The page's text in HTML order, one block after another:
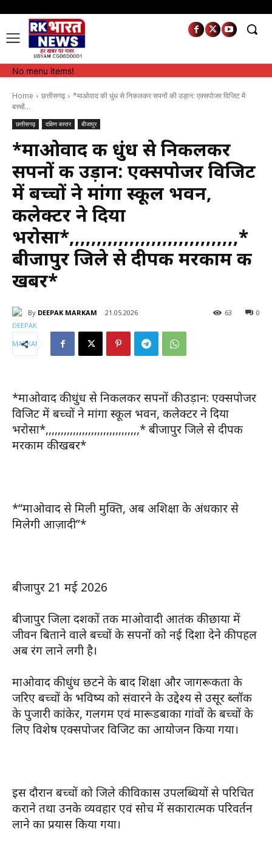
No menu items!
Home छत्तीसगढ़
*माओवाद की धुंध से निकलकर सपनों की उड़ान: एक्सपोजर विजिट में
बच्चों...
छत्तीसगढ़ दक्षिण बस्तर बीजापुर
*माओवाद की धुंध से निकलकर
सपनों की उड़ान: एक्सपोजर विजिट
में बच्चों ने मांगा स्कूल भवन,
कलेक्टर ने दिया
भरोसा*,,,,,,,,,,,,,,,,,,,,,,,,,,,,,,,*
बीजापुर जिले से दीपक मरकाम की
खबर*
By DEEPAK MARKAM 21.05.2026 0
63
*माओवाद की धुंध से निकलकर सपनों की उड़ान: एक्सपोजर
विजिट में बच्चों ने मांगा स्कूल भवन, कलेक्टर ने दिया
भरोसा*,,,,,,,,,,,,,,,,,,,,,,,,,,,,,,,* बीजापुर जिले से दीपक
मरकाम की खबर*
*“माओवाद से मिली मुक्ति, अब अशिक्षा के अंधकार से
मिलेगी आज़ादी”*
बीजापुर 21 मई 2026
बीजापुर जिला दशकों तक माओवादी आतंक की छाया में
जीवन बिताने वाले बच्चों के सपनों को नई दिशा देने की पहल
अब रंग लाने लगी है।
माओवाद की धुंध छटने के बाद शिक्षा और जागरूकता के
जरिए बच्चों के भविष्य को संवारने के उद्देश्य से उसूर ब्लॉक
के पुजारी कांकेर, गलगम एवं मारूडबाका गांवों के बच्चों के
लिए विशेष एक्सपोजर विजिट का आयोजन किया गया।
इस दौरान बच्चों को जिले की विकास उपलब्धियों से परिचित
कराने तथा उनके व्यवहार एवं सोच में सकारात्मक परिवर्तन
लाने का प्रयास किया गया।